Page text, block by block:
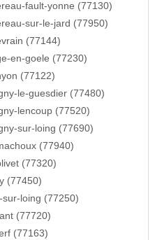
fault-yonne (77130)
sur-le-jard (77950)
(77144)
en-goele (77230)
(77122)
le-guesdier (77480)
lencoup (77520)
sur-loing (77690)
(77940)
(77320)
(77450)
loing (77250)
(77720)
(77163)